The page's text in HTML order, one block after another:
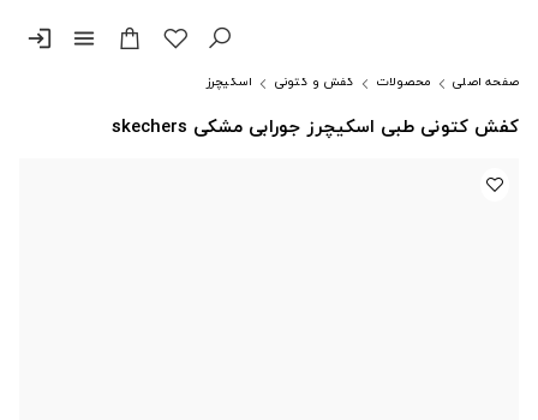
menu
login
صفحه اصلی محصولات کفش و کتونی اسکیچرز
کفش کتونی طبی اسکیچرز جورابی مشکی skechers